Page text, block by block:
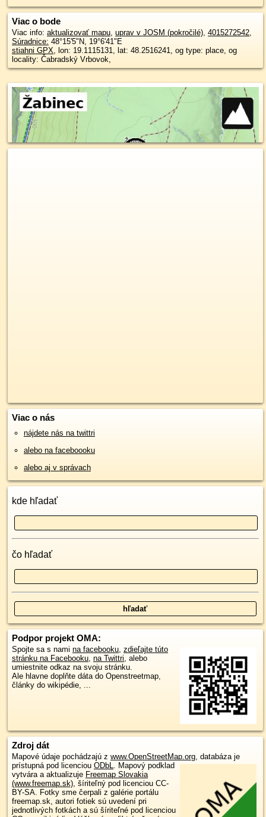
Viac o bode
Viac info: aktualizovať mapu, uprav v JOSM (pokročilé), 4015272542,
Súradnice: 48°15'5"N, 19°6'41"E
stiahni GPX, lon: 19.1115131, lat: 48.2516241, og type: place, og
locality: Čabradský Vrbovok,
Viac o nás
nájdete nás na twittri
alebo na faceboooku
alebo aj v správach
kde hľadať
čo hľadať
Podpor projekt OMA:
Spojte sa s nami na facebooku, zdieľajte túto
stránku na Facebooku, na Twittri, alebo
umiestnite odkaz na svoju stránku.
Ale hlavne doplňte dáta do Openstreetmap,
články do wikipédie, ...
Zdroj dát
Mapové údaje pochádzajú z www.OpenStreetMap.org, databáza je
prístupná pod licenciou ODbL. Mapový podklad
vytvára a aktualizuje Freemap Slovakia
(www.freemap.sk), šíriteľný pod licenciou CC-
BY-SA. Fotky sme čerpali z galérie portálu
freemap.sk, autori fotiek sú uvedení pri
jednotlivých fotkách a sú šíriteľné pod licenciou